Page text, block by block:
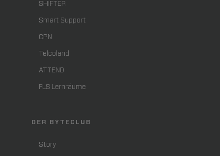
SHIFTER
Smart Support
CPN
Telcoland
ATTEND
FLS Lernräume
DER BYTECLUB
Story